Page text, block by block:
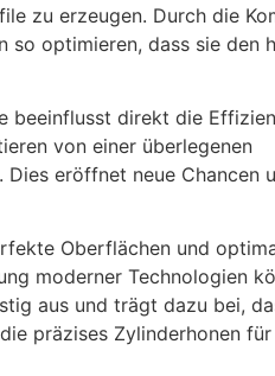
zu erzeugen. Durch die
so optimieren, dass sie den
beeinflusst direkt die
von einer überlegenen
eröffnet neue Chancen
Oberflächen und
moderner Technologien
aus und trägt dazu bei,
präzises Zylinderhonen für